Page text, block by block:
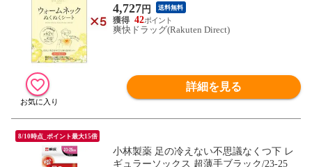
4,727円 送料無料
42
爽快ドラッグ(Rakuten Direct)
詳細を見る
8/10時点_ポイント最大15倍
小林製薬 足の冷えない不思議なくつ下 レ
ギュラーソックス 超薄手ブラック/23-25